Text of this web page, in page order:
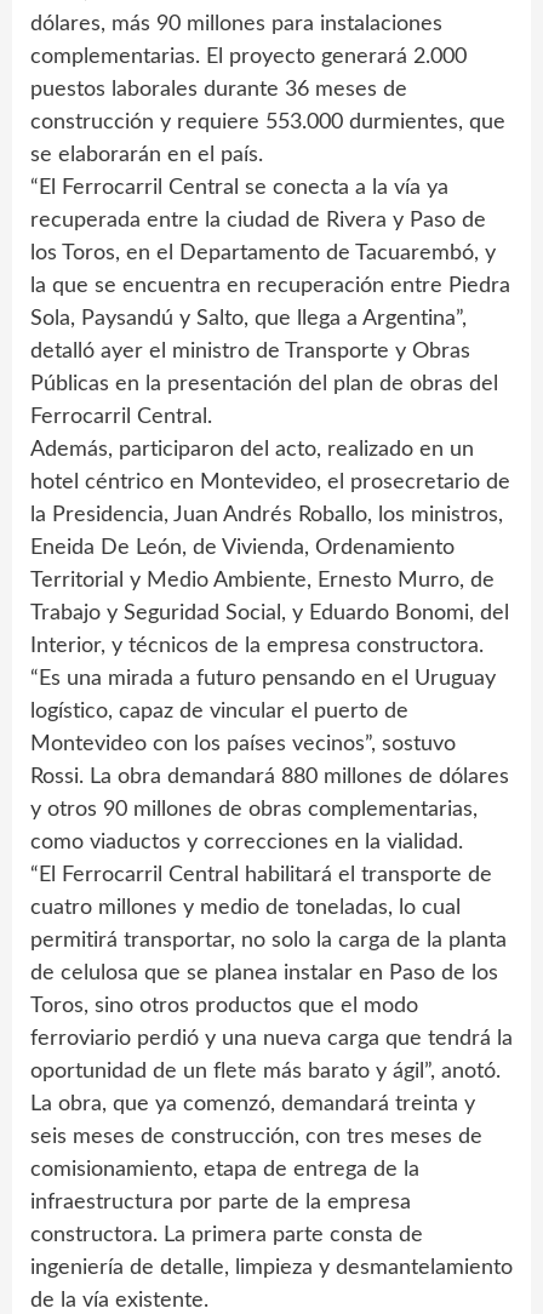
dólares, más 90 millones para instalaciones
complementarias. El proyecto generará 2.000
puestos laborales durante 36 meses de
construcción y requiere 553.000 durmientes, que
se elaborarán en el país.
“El Ferrocarril Central se conecta a la vía ya
recuperada entre la ciudad de Rivera y Paso de
los Toros, en el Departamento de Tacuarembó, y
la que se encuentra en recuperación entre Piedra
Sola, Paysandú y Salto, que llega a Argentina”,
detalló ayer el ministro de Transporte y Obras
Públicas en la presentación del plan de obras del
Ferrocarril Central.
Además, participaron del acto, realizado en un
hotel céntrico en Montevideo, el prosecretario de
la Presidencia, Juan Andrés Roballo, los ministros,
Eneida De León, de Vivienda, Ordenamiento
Territorial y Medio Ambiente, Ernesto Murro, de
Trabajo y Seguridad Social, y Eduardo Bonomi, del
Interior, y técnicos de la empresa constructora.
“Es una mirada a futuro pensando en el Uruguay
logístico, capaz de vincular el puerto de
Montevideo con los países vecinos”, sostuvo
Rossi. La obra demandará 880 millones de dólares
y otros 90 millones de obras complementarias,
como viaductos y correcciones en la vialidad.
“El Ferrocarril Central habilitará el transporte de
cuatro millones y medio de toneladas, lo cual
permitirá transportar, no solo la carga de la planta
de celulosa que se planea instalar en Paso de los
Toros, sino otros productos que el modo
ferroviario perdió y una nueva carga que tendrá la
oportunidad de un flete más barato y ágil”, anotó.
La obra, que ya comenzó, demandará treinta y
seis meses de construcción, con tres meses de
comisionamiento, etapa de entrega de la
infraestructura por parte de la empresa
constructora. La primera parte consta de
ingeniería de detalle, limpieza y desmantelamiento
de la vía existente.